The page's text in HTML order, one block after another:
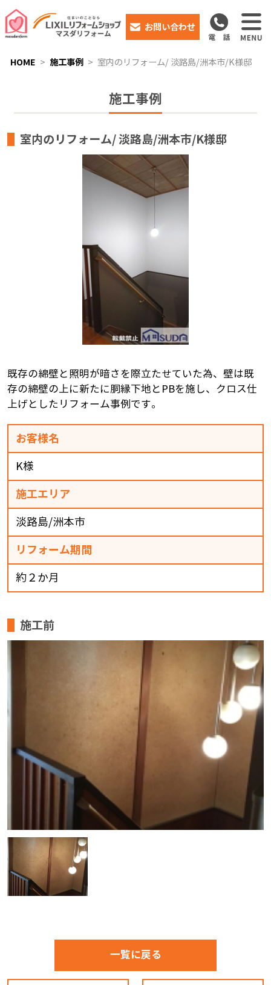
お問い合わせ
HOME 施工事例 室内のリフォーム/ 淡路島/洲本市/K様邸
施工事例
室内のリフォーム/ 淡路島/洲本市/K様邸
既存の綿壁と照明が暗さを際立たせていた為、壁は既
存の綿壁の上に新たに胴縁下地とPBを施し、クロス仕
上げとしたリフォーム事例です。
お客様名
K様
施工エリア
淡路島/洲本市
リフォーム期間
約２か月
施工前
一覧に戻る